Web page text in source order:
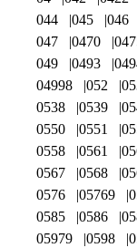
044
045 046
047
0470
049
0493
04998
052
0538
0539
0550
0551
0558
0561
0567
0568
0576
05769
0585
0586
05979
0598